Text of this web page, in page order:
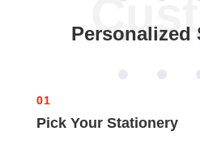
Personalized
01
Pick Your Stationery